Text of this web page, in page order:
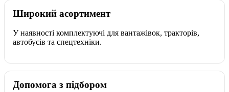
Широкий асортимент
У наявності комплектуючі для вантажівок, тракторів,
автобусів та спецтехніки.
Допомога з підбором